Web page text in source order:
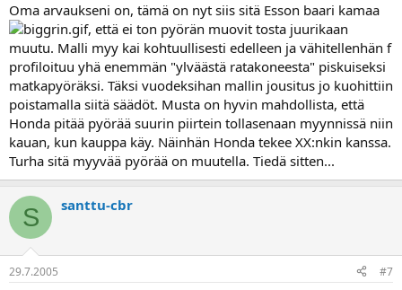
Oma arvaukseni on, tämä on nyt siis sitä Esson baari kamaa
, että ei ton pyörän muovit tosta juurikaan
muutu. Malli myy kai kohtuullisesti edelleen ja vähitellenhän f
profiloituu yhä enemmän "ylväästä ratakoneesta" piskuiseksi
matkapyöräksi. Täksi vuodeksihan mallin jousitus jo kuohittiin
poistamalla siitä säädöt. Musta on hyvin mahdollista, että
Honda pitää pyörää suurin piirtein tollasenaan myynnissä niin
kauan, kun kauppa käy. Näinhän Honda tekee XX:nkin kanssa.
Turha sitä myyvää pyörää on muutella. Tiedä sitten...
S santtu-cbr
29.7.2005 #7